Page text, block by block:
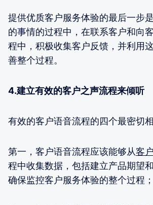
提供优质客户服务体验的最后一步
的事情的过程中，在联系客户和向
程中，积极收集客户反馈，并利用
善整个过程。
4.建立有效的客户之声流程来倾听
有效的客户语音流程的四个最密切
第一，客户语音流程应该能够从客
程中收集数据，包括建立产品期望
确保监控客户服务体验的整个过程；